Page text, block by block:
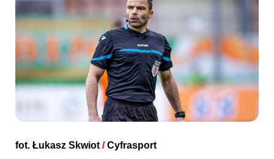
KUP BILET
fot. Łukasz Skwiot /Cyfrasport